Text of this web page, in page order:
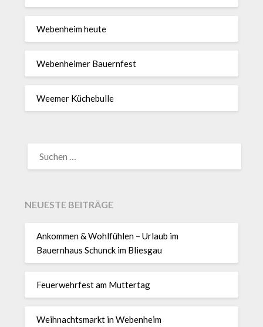
Webenheim heute
Webenheimer Bauernfest
Weemer Küchebulle
NACH:
NEUESTE BEITRÄGE
Ankommen & Wohlfühlen – Urlaub im
Bauernhaus Schunck im Bliesgau
Feuerwehrfest am Muttertag
Weihnachtsmarkt in Webenheim